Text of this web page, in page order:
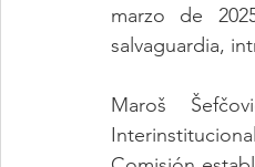
marzo de
salvaguardia,
Maroš